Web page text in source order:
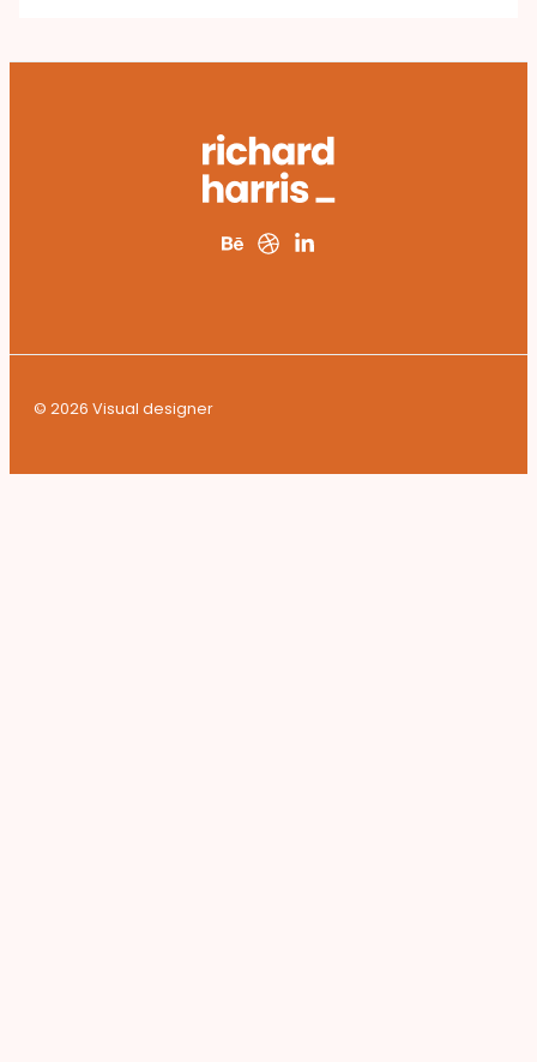
© 2026 Visual designer